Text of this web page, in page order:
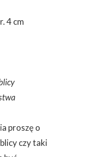
4 cm
proszę o
czy taki